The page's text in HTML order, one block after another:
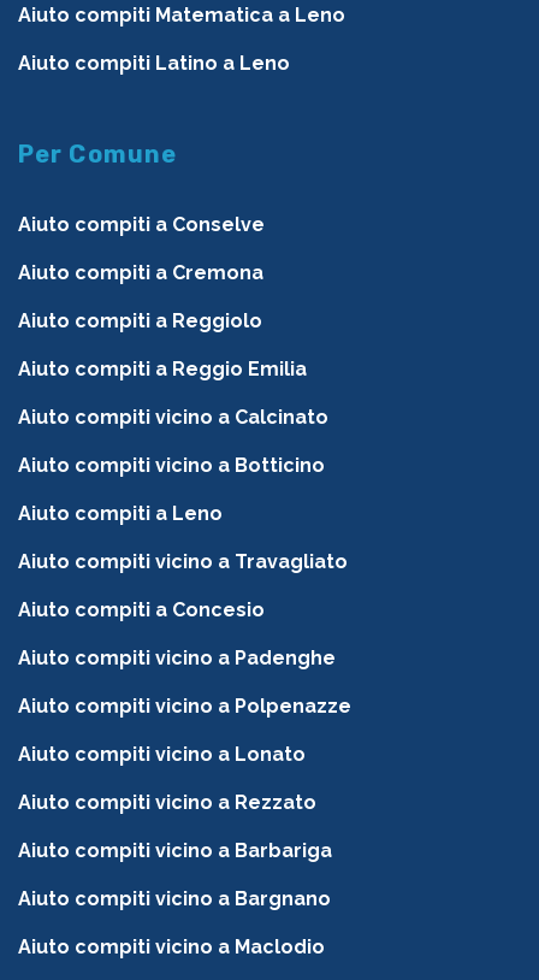
Aiuto compiti Matematica a Leno
Aiuto compiti Latino a Leno
Per Comune
Aiuto compiti a Conselve
Aiuto compiti a Cremona
Aiuto compiti a Reggiolo
Aiuto compiti a Reggio Emilia
Aiuto compiti vicino a Calcinato
Aiuto compiti vicino a Botticino
Aiuto compiti a Leno
Aiuto compiti vicino a Travagliato
Aiuto compiti a Concesio
Aiuto compiti vicino a Padenghe
Aiuto compiti vicino a Polpenazze
Aiuto compiti vicino a Lonato
Aiuto compiti vicino a Rezzato
Aiuto compiti vicino a Barbariga
Aiuto compiti vicino a Bargnano
Aiuto compiti vicino a Maclodio